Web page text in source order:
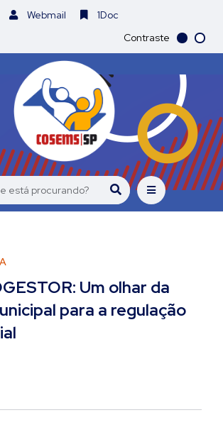
Webmail
1Doc
Contraste
Um olhar da
para a regulação